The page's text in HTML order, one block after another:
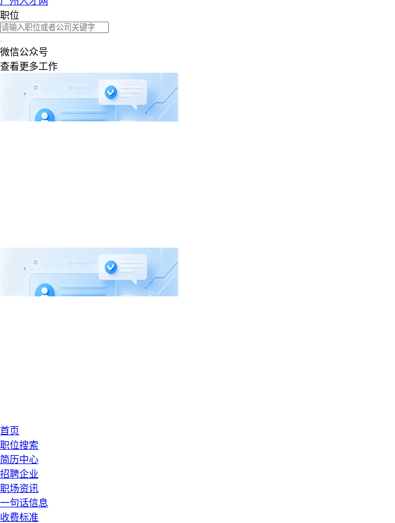
职位
微信公众号
查看更多工作
首页
职位搜索
简历中心
招聘企业
职场资讯
一句话信息
收费标准